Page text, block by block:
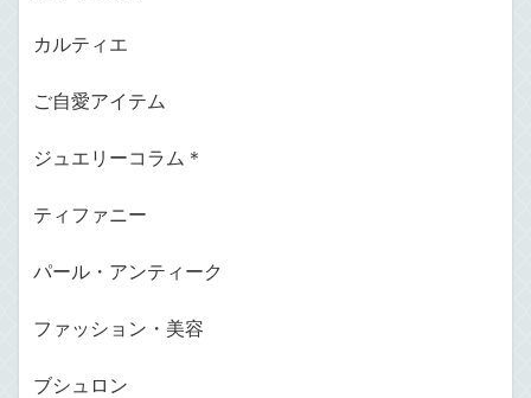
カルティエ
ご自愛アイテム
ジュエリーコラム＊
ティファニー
パール・アンティーク
ファッション・美容
ブシュロン